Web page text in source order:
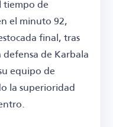
tiempo de
el minuto 92,
final, tras
de Karbala
equipo de
la superioridad